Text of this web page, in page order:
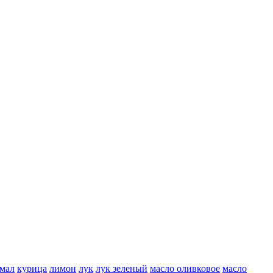
курица лимон лук лук зеленый масло оливковое масло